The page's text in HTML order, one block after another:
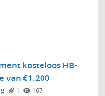
kosteloos HB-
van €1.200
1 167